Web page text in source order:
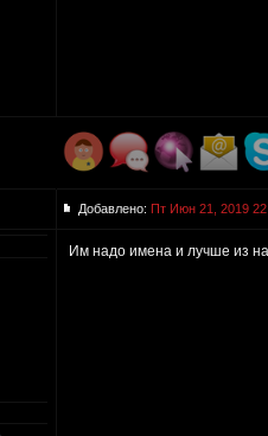
Добавлено: Пт Июн 21, 2019
Им надо имена и лучше из